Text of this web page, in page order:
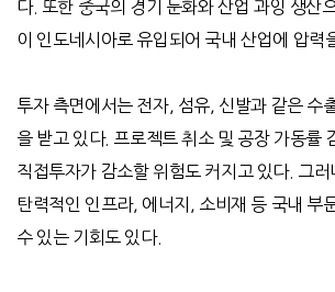
다. 또한 중국의 경기 둔화와 산업 과잉 생산
이 인도네시아로 유입되어 국내 산업에 압력
투자 측면에서는 전자, 섬유 신발과 같은 수
을 받고 있다. 프로젝트 취소 및 공장 가동률
직접투자가 감소할 위험도 커지고 있다.
그러
탄력적인 인프라, 에너지
소비재 등 국내 부
수 있는 기회도 있다.